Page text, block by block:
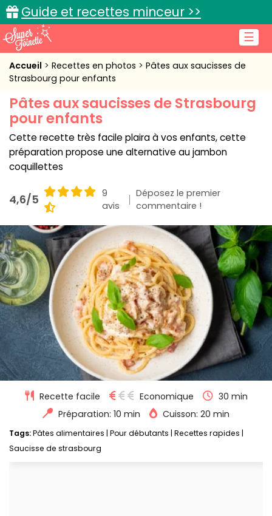
☰
Guide et recettes minceur >>
Accueil
Cuisine pratique
L'actu cuisine
Connexion
Accueil Recettes en photos
Pâtes aux saucisses de
Strasbourg pour enfants
Pâtes aux saucisses de Strasbourg
pour enfants
Cette recette très facile plaira à vos enfants, cette
préparation propose une alternative au jambon
coquillettes
4,6/5
9
avis
Déposez le premier
commentaire !
Recette facile Economique
30 min
Préparation: 10 min
Cuisson: 20 min
Tags:Pâtes alimentaires Pour débutants Recettes rapides
Saucisse de strasbourg